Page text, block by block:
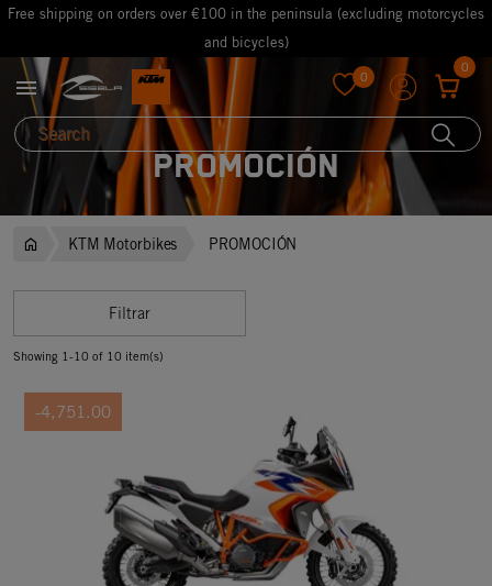
Free shipping on orders over €100 in the peninsula (excluding motorcycles
and bicycles)
 0
0
PROMOCIÓN
KTM Motorbikes PROMOCIÓN
Filtrar
Showing 1-10 of 10 item(s)
-4,751.00